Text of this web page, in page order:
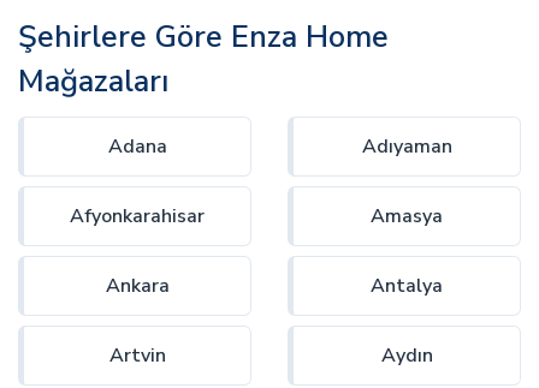
Şehirlere Göre Enza Home
Mağazaları
Adana Adıyaman
Afyonkarahisar Amasya
Ankara Antalya
Artvin Aydın